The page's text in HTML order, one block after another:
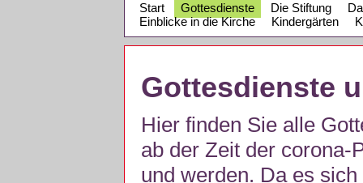
Start Gottesdienste Die Stiftung
Einblicke in die Kirche
Kindergärten
Gottesdienste
Hier finden Sie alle
ab der Zeit der corona-
und werden. Da es